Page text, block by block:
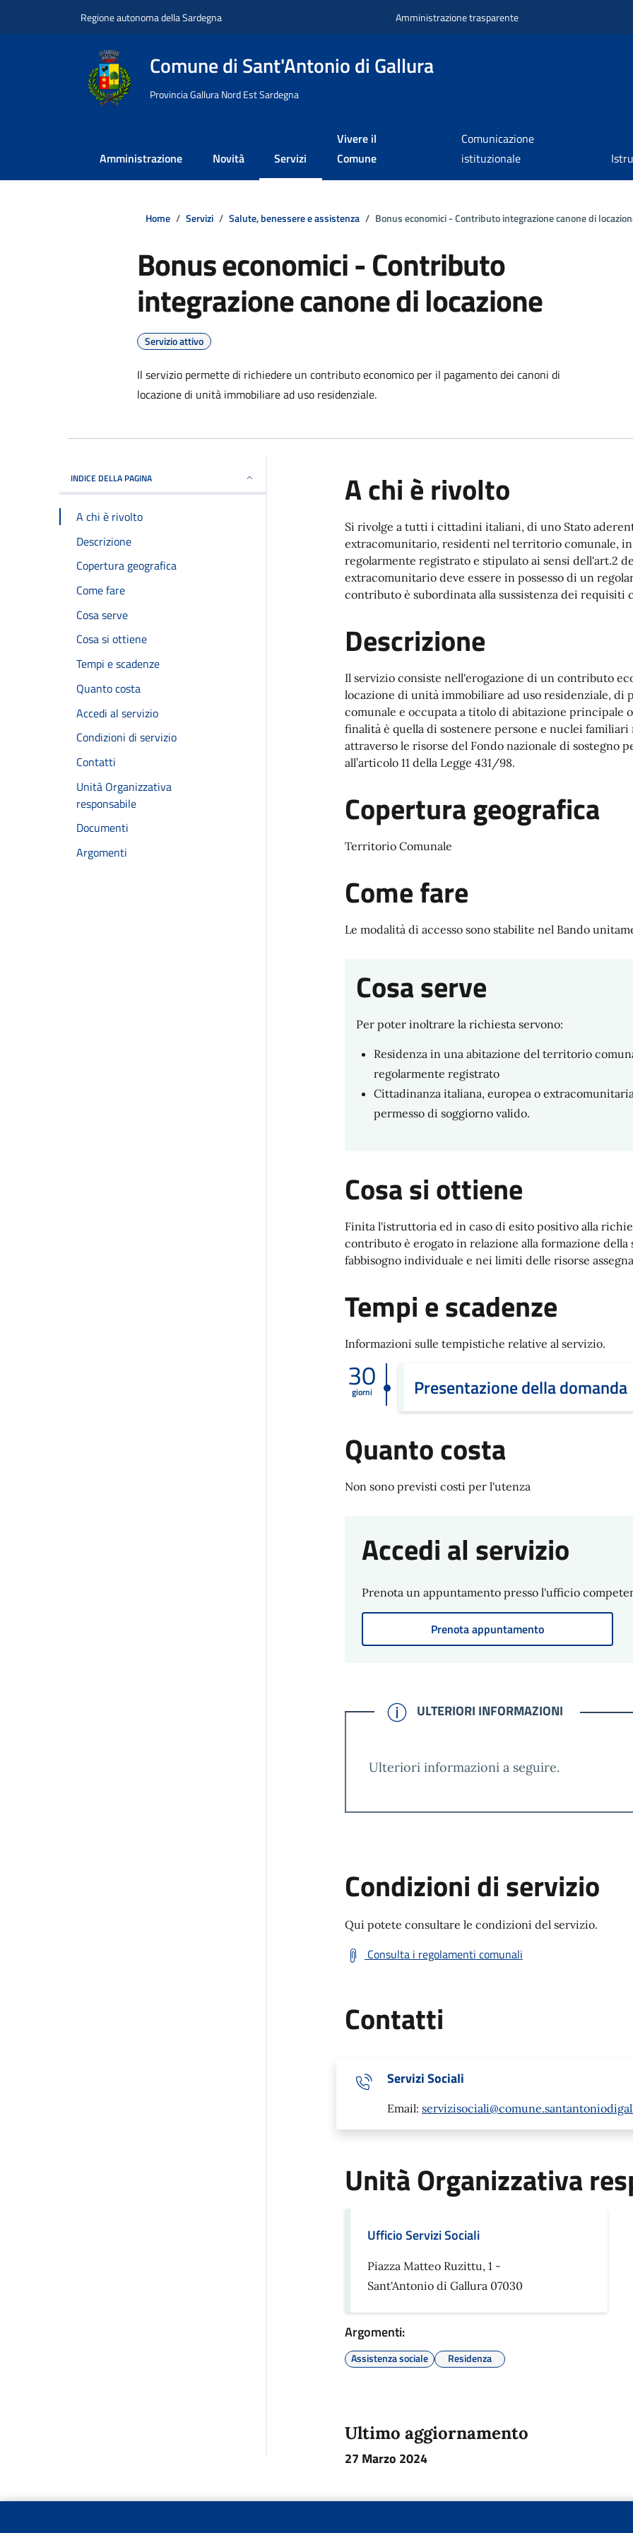
Regione autonoma della Sardegna Amministrazione trasparente
Comune di Sant'Antonio di Gallura
Provincia Gallura Nord Est Sardegna
Amministrazione Novità Servizi
Vivere il
Comune
Comunicazione
istituzionale
Home Servizi Salute, benessere e assistenza Bonus economici - Contributo integrazione canone di
Bonus economici - Contributo
integrazione canone di locazione
Servizio attivo
Il servizio permette di richiedere un contributo economico per il pagamento dei canoni di
locazione di unità immobiliare ad uso residenziale.
INDICE DELLA PAGINA
A chi è rivolto
Descrizione
Copertura geografica
Come fare
Cosa serve
Cosa si ottiene
Tempi e scadenze
Quanto costa
Accedi al servizio
Condizioni di servizio
Contatti
Unità Organizzativa
responsabile
Documenti
Argomenti
A chi è rivolto
Si rivolge a tutti i cittadini italiani, di uno Stato
extracomunitario, residenti nel territorio comunale,
regolarmente registrato e stipulato ai sensi dell'art.2
extracomunitario deve essere in possesso di un
contributo è subordinata alla sussistenza dei requisiti
Descrizione
Il servizio consiste nell'erogazione di un contributo
locazione di unità immobiliare ad uso residenziale,
comunale e occupata a titolo di abitazione principale
finalità è quella di sostenere persone e nuclei
attraverso le risorse del Fondo nazionale di sostegno
all’articolo 11 della Legge 431/98.
Copertura geografica
Territorio Comunale
Come fare
Le modalità di accesso sono stabilite nel Bando
Cosa serve
Per poter inoltrare la richiesta servono:
Residenza in una abitazione del territorio
regolarmente registrato
Cittadinanza italiana, europea o
permesso di soggiorno valido.
Cosa si ottiene
Finita l'istruttoria ed in caso di esito positivo alla
contributo è erogato in relazione alla formazione
fabbisogno individuale e nei limiti delle risorse
Tempi e scadenze
Informazioni sulle tempistiche relative al servizio.
30
giorni Presentazione della domanda
Quanto costa
Non sono previsti costi per l'utenza
Accedi al servizio
Prenota un appuntamento presso l'ufficio
Prenota appuntamento
CONFERMATO
ULTERIORI INFORMAZIONI
Ulteriori informazioni a seguire.
Condizioni di servizio
Qui potete consultare le condizioni del servizio.
Consulta i regolamenti comunali
Contatti
Servizi Sociali
Email:
Unità Organizzativa
Ufficio Servizi Sociali
Piazza Matteo Ruzittu, 1 -
Sant'Antonio di Gallura 07030
Argomenti:
Assistenza sociale Residenza
Ultimo aggiornamento
27 Marzo 2024